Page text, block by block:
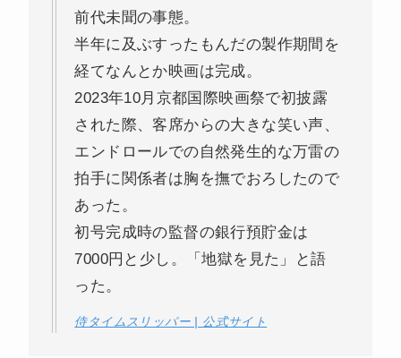
前代未聞の事態。
半年に及ぶすったもんだの製作期間を
経てなんとか映画は完成。
2023年10月京都国際映画祭で初披露
された際、客席からの大きな笑い声、
エンドロールでの自然発生的な万雷の
拍手に関係者は胸を撫でおろしたので
あった。
初号完成時の監督の銀行預貯金は
7000円と少し。​「地獄を見た」と語
った。
侍タイムスリッパー | 公式サイト